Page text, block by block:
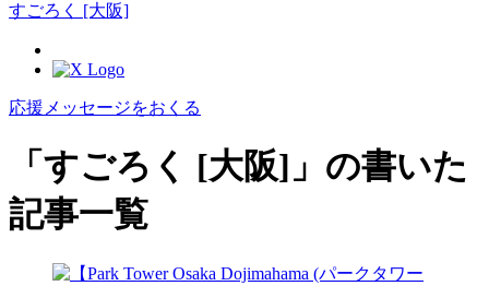
すごろく [大阪]
応援メッセージをおくる
「すごろく [大阪]」の書いた
記事一覧